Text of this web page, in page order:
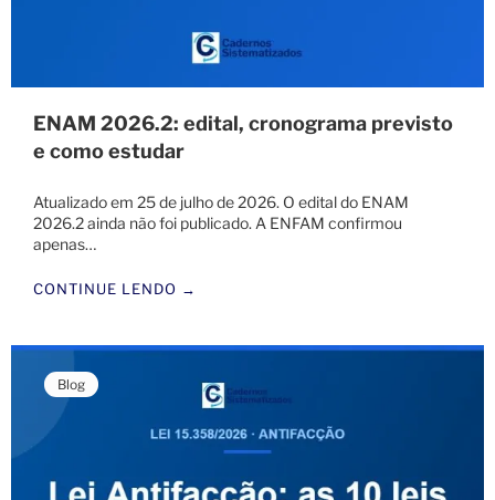
ENAM 2026.2: edital, cronograma previsto
e como estudar
Atualizado em 25 de julho de 2026. O edital do ENAM
2026.2 ainda não foi publicado. A ENFAM confirmou
apenas…
CONTINUE LENDO →
Blog